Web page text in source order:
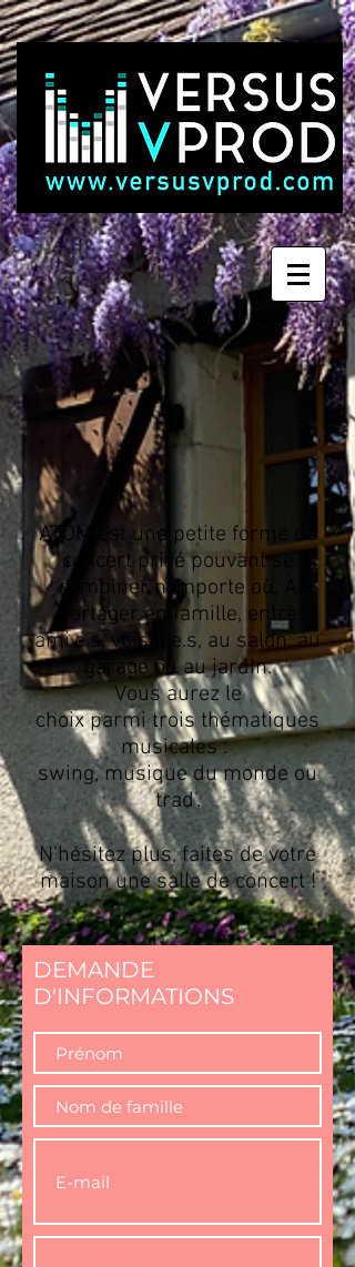
ATÔM est une petite forme de
concert privé pouvant se
combiner n'importe où.
partager en famille, entre
ami.e.s, voisin.e.s, au salon, au
garage ou au jardin.
Vous aurez le
choixparmitrois thématiques
musicales :
swing, musique du monde ou
trad'.
N'hésitez plus, faites de votre
maison une salle de concert !
DEMANDE
D'INFORMATIONS